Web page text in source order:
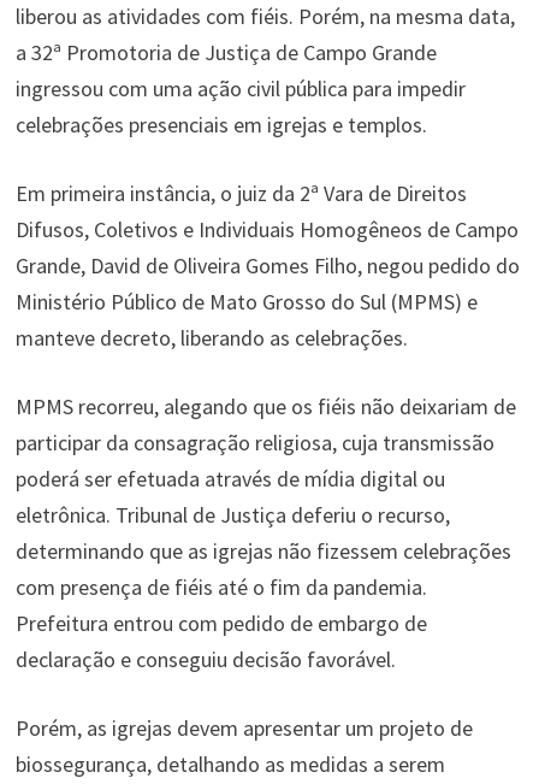
liberou as atividades com fiéis. Porém, na mesma data,
a 32ª Promotoria de Justiça de Campo Grande
ingressou com uma ação civil pública para impedir
celebrações presenciais em igrejas e templos.
Em primeira instância, o juiz da 2ª Vara de Direitos
Difusos, Coletivos e Individuais Homogêneos de Campo
Grande, David de Oliveira Gomes Filho, negou pedido do
Ministério Público de Mato Grosso do Sul (MPMS) e
manteve decreto, liberando as celebrações.
MPMS recorreu, alegando que os fiéis não deixariam de
participar da consagração religiosa, cuja transmissão
poderá ser efetuada através de mídia digital ou
eletrônica. Tribunal de Justiça deferiu o recurso,
determinando que as igrejas não fizessem celebrações
com presença de fiéis até o fim da pandemia.
Prefeitura entrou com pedido de embargo de
declaração e conseguiu decisão favorável.
Porém, as igrejas devem apresentar um projeto de
biossegurança, detalhando as medidas a serem